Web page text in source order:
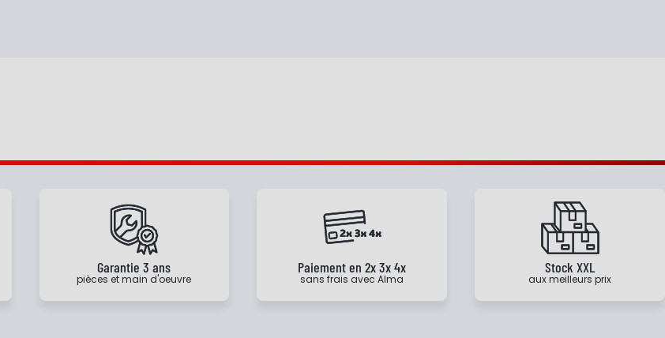
Garantie 3 ans
pièces et main d'oeuvre
Paiement en 2x 3x 4x
sans frais avec Alma
Stock XXL
aux meilleurs prix